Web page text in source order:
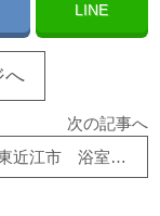
LINE
へ
次の記事へ
12/19 東近江市 浴室暖房取付工事